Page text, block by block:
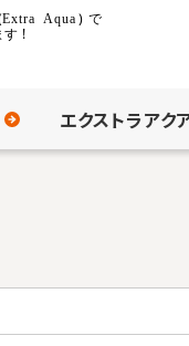
エクストラアク